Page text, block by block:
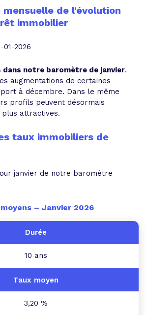
mensuelle de l'évolution
immobilier
01-2026
dans notre baromètre de janvier.
augmentations de certaines
à décembre. Dans le même
profils peuvent désormais
plus attractives.
taux immobiliers de
janvier de notre baromètre
– Janvier 2026
10 ans
3,20 %